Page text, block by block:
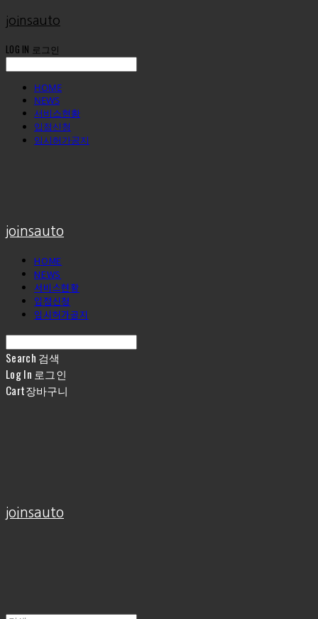
joinsauto
LOG IN 로그인
HOME
NEWS
서비스현황
입점신청
임시허가공지
joinsauto
HOME
NEWS
서비스현황
입점신청
임시허가공지
Search 검색
Log In 로그인
Cart장바구니
joinsauto